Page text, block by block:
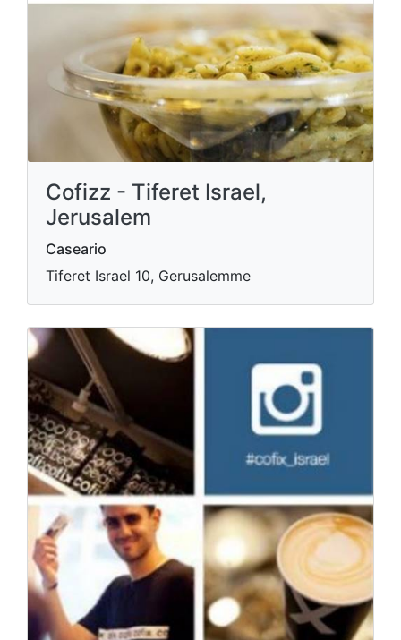
Cofizz - Tiferet Israel,
Jerusalem
Caseario
Tiferet Israel 10, Gerusalemme